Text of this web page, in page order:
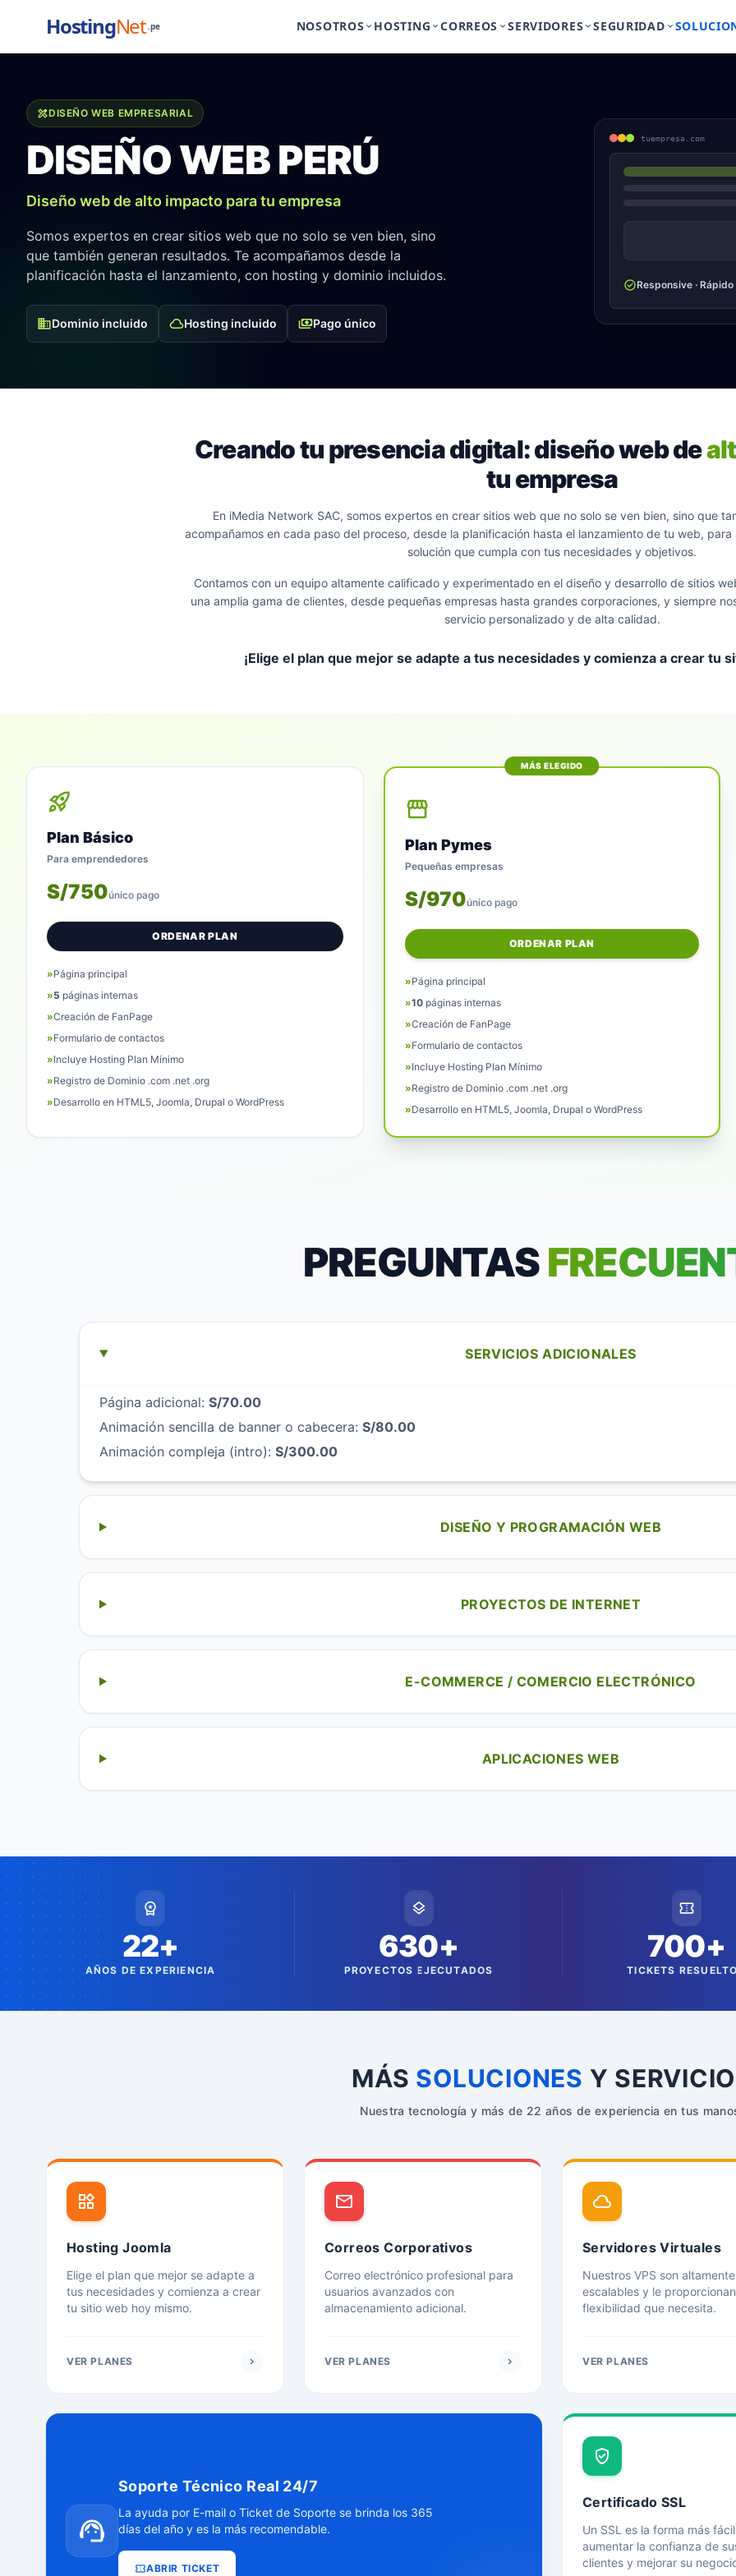
HostingNet.pe NOSOTROS keyboard_arrow_down HOSTING keyboard_arrow_downCORREOS keyboard_arrow_downSERVIDORES keyboard_arrow_downSEGURIDAD keyboard_arrow_down
design_servicesDISEÑO WEB EMPRESARIAL
DISEÑO WEB PERÚ
Diseño web de alto impacto para tu empresa
Somos expertos en crear sitios web que no solo se ven bien, sino
que también generan resultados. Te acompañamos desde la
planificación hasta el lanzamiento, con hosting y dominio incluidos.
domainDominio incluido cloudHosting incluido paymentsPago único
tuempresa.com
check_circleResponsive · Rápido
Creando tu presencia digital: diseño web de
tu empresa
En iMedia Network SAC, somos expertos en crear sitios web que no solo se ven bien, sino que
acompañamos en cada paso del proceso, desde la planificación hasta el lanzamiento de tu web,
solución que cumpla con tus necesidades y objetivos.
Contamos con un equipo altamente calificado y experimentado en el diseño y desarrollo de sitios
una amplia gama de clientes, desde pequeñas empresas hasta grandes corporaciones, y siempre
servicio personalizado y de alta calidad.
¡Elige el plan que mejor se adapte a tus necesidades y comienza a crear tu
rocket_launch
Plan Básico
Para emprendedores
S/750único pago
ORDENAR PLAN
»Página principal
»5 páginas internas
»Creación de FanPage
»Formulario de contactos
»Incluye Hosting Plan Mínimo
»Registro de Dominio .com .net .org
»Desarrollo en HTML5, Joomla, Drupal o WordPress
MÁS ELEGIDO
storefront
Plan Pymes
Pequeñas empresas
S/970único pago
ORDENAR PLAN
»Página principal
»10páginas internas
»Creación de FanPage
»Formulario de contactos
»Incluye Hosting Plan Mínimo
»Registro de Dominio .com .net .org
»Desarrollo en HTML5, Joomla, Drupal o WordPress
PREGUNTAS
SERVICIOS ADICIONALES
Página adicional: S/70.00
Animación sencilla de banner o cabecera: S/80.00
Animación compleja (intro): S/300.00
DISEÑO Y PROGRAMACIÓN WEB
PROYECTOS DE INTERNET
E-COMMERCE / COMERCIO ELECTRÓNICO
APLICACIONES WEB
workspace_premium
22+
AÑOS DE EXPERIENCIA
layers
630+
PROYECTOS EJECUTADOS
confirmation_number
700+
TICKETS
MÁS SOLUCIONES Y
Nuestra tecnología y más de 22 años de experiencia en tus
widgets
Hosting Joomla
Elige el plan que mejor se adapte a
tus necesidades y comienza a crear
tu sitio web hoy mismo.
VER PLANES chevron_right
mail
Correos Corporativos
Correo electrónico profesional para
usuarios avanzados con
almacenamiento adicional.
VER PLANES chevron_right
cloud_queue
Servidores Virtuales
Nuestros VPS son altamente
escalables y le
flexibilidad que necesita.
VER PLANES
support_agent
Soporte Técnico Real 24/7
La ayuda por E-mail o Ticket de Soporte se brinda los 365
días del año y es la más recomendable.
confirmation_numberABRIR TICKET
gpp_good
Certificado SSL
Un SSL es la forma más
aumentar la confianza de
clientes y mejorar su